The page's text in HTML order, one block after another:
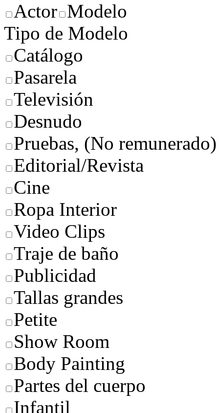
Actor Modelo
Tipo de Modelo
Catálogo
Pasarela
Televisión
Desnudo
Pruebas, (No remunerado)
Editorial/Revista
Cine
Ropa Interior
Video Clips
Traje de baño
Publicidad
Tallas grandes
Petite
Show Room
Body Painting
Partes del cuerpo
Infantil